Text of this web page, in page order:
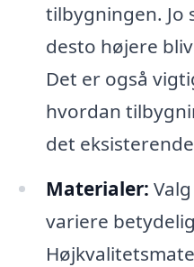
tilbygningen. Jo
desto højere
Det er også
hvordan
det
Materialer:
variere